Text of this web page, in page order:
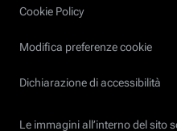
Cookie Policy
Modifica preferenze cookie
Dichiarazione di accessibilità
Le immagini all’interno del sito